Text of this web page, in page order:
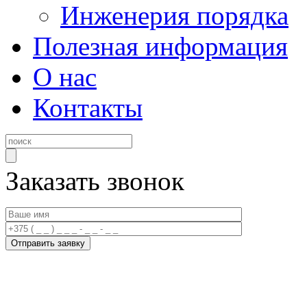
Инженерия порядка
Полезная информация
О нас
Контакты
Заказать звонок